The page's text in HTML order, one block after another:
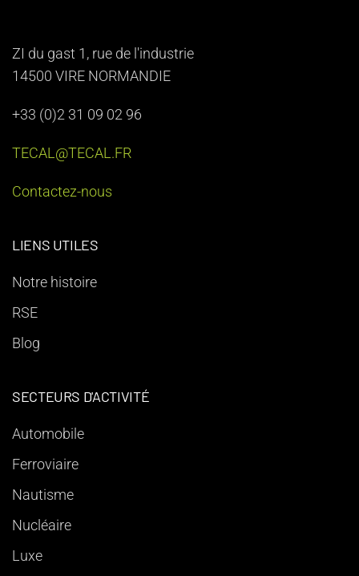
ZI du gast 1, rue de l'industrie
14500 VIRE NORMANDIE
+33 (0)2 31 09 02 96
TECAL@TECAL.FR
Contactez-nous
LIENS UTILES
Notre histoire
RSE
Blog
SECTEURS D'ACTIVITÉ
Automobile
Ferroviaire
Nautisme
Nucléaire
Luxe